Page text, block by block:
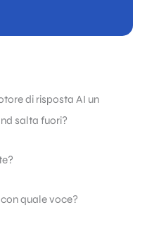
di risposta AI un
salta fuori?
quale voce?